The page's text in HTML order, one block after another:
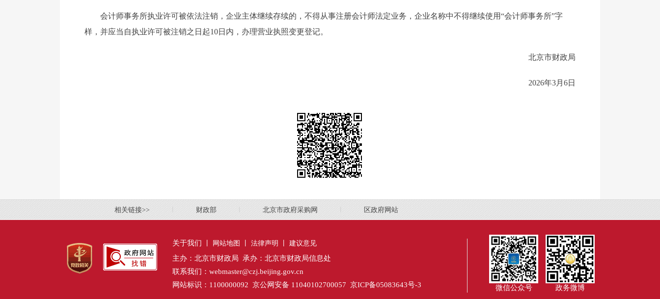
会计师事务所执业许可被依法注销，企业主体继续存续的，不得从事注册会计师法定业务，企业名称中不得继续使用“会计师事务所”字
样，并应当自执业许可被注销之日起10日内，办理营业执照变更登记。
北京市财政局
2026年3月6日
相关链接>> 财政部 北京市政府采购网 区政府网站
关于我们 网站地图 法律声明 建议意见
主办：北京市财政局 承办：北京市财政局信息处
联系我们：webmaster@czj.beijing.gov.cn
网站标识：1100000092 京公网安备 11040102700057 京ICP备05083643号-3
微信公众号 政务微博